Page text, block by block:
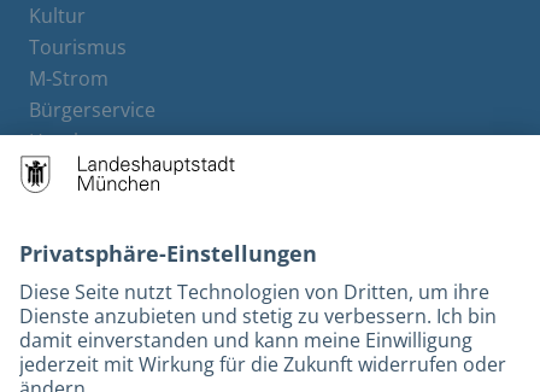
Kultur
Tourismus
M-Strom
Bürgerservice
Hotels
Barrierefreiheit
Leichte Sprache
Gebärdensprache
Datenschutz